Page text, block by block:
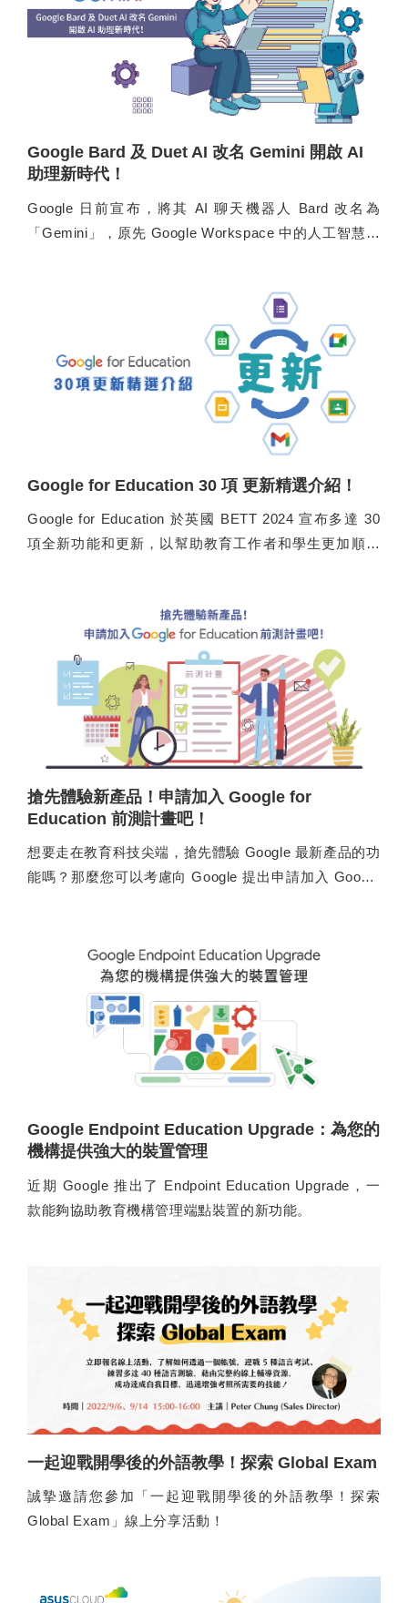
Google Bard 及 Duet AI 改名 Gemini 開啟 AI
助理新時代！
Google 日前宣布，將其 AI 聊天機器人 Bard 改名為
「Gemini」，原先 Google Workspace 中的人工智慧助
Google for Education 30 項 更新精選介紹！
Google for Education 於英國 BETT 2024 宣布多達 30
項全新功能和更新，以幫助教育工作者和學生更加順利
搶先體驗新產品！申請加入 Google for
Education 前測計畫吧！
想要走在教育科技尖端，搶先體驗 Google 最新產品的功
能嗎？那麼您可以考慮向 Google 提出申請加入 Google
傳達給產品團隊！
Google Endpoint Education Upgrade：為您的
機構提供強大的裝置管理
近期 Google 推出了 Endpoint Education Upgrade，一
款能夠協助教育機構管理端點裝置的新功能。
一起迎戰開學後的外語教學！探索 Global Exam
誠摯邀請您參加「一起迎戰開學後的外語教學！探索
Global Exam」線上分享活動！